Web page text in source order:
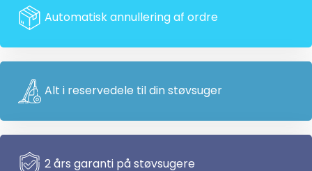
Automatisk annullering af ordre
Alt i reservedele til din støvsuger
2 års garanti på støvsugere